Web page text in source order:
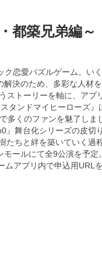
都築兄弟編～
ク恋愛パズルゲーム。い
決のため、多彩な人材
ストーリーを軸に、アプ
タンドマイヒーローズ』
多くのファンを魅了しま
』舞台化シリーズの皮切
たちと絆を築いていく過
ールにて全9公演を予定
アプリ内で申込用URL